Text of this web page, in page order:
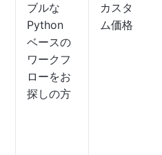
ブルな
Python
ベースの
ワークフ
ローをお
探しの方
カスタ
ム価格